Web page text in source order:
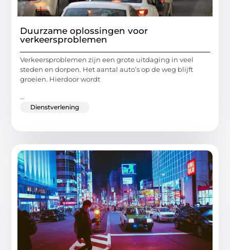
Duurzame oplossingen voor
verkeersproblemen
Verkeersproblemen zijn een grote uitdaging in veel
steden en dorpen. Het aantal auto’s op de weg blijft
groeien. Hierdoor wordt
...
Dienstverlening